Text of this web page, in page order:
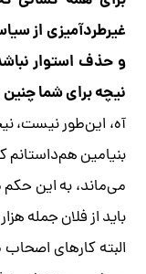
غیر‌طردآمیزی از
و حذف استوار
نیچه برای شما
آه، این‌طور نیست،
بنیامین
می‌ماند، به این
باید از فلان جمله
البته کارهای اصحاب